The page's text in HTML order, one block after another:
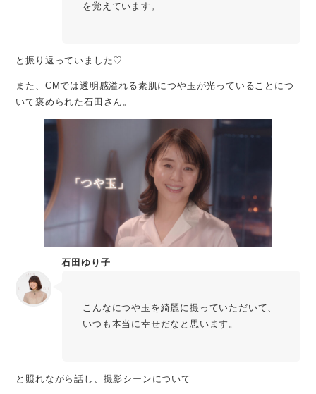
を覚えています。
と振り返っていました♡
また、CMでは透明感溢れる素肌につや玉が光っていることにつ
いて褒められた石田さん。
石田ゆり子
こんなにつや玉を綺麗に撮っていただいて、
いつも本当に幸せだなと思います。
と照れながら話し、撮影シーンについて